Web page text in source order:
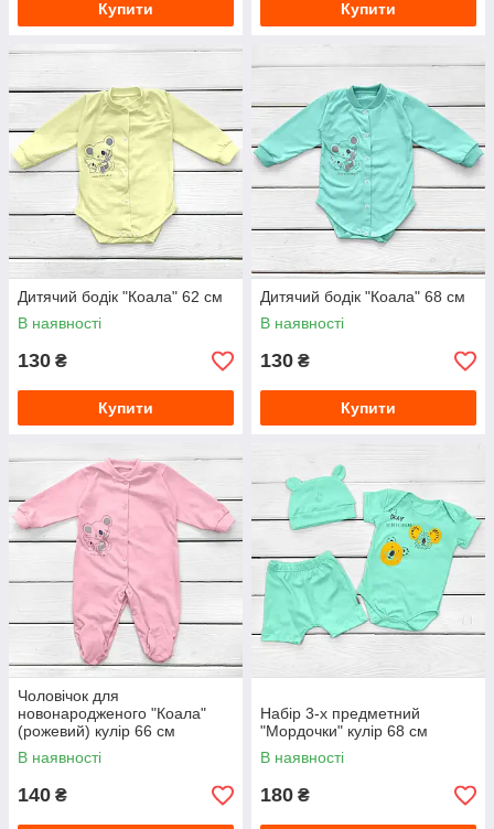
Купити Купити
Дитячий бодік "Коала" 62 см
В наявності
130 ₴
Купити
Дитячий бодік "Коала" 68 см
В наявності
130 ₴
Купити
Чоловічок для
новонародженого "Коала"
(рожевий) кулір 66 см
В наявності
140 ₴
Набір 3-х предметний
"Мордочки" кулір 68 см
В наявності
180 ₴